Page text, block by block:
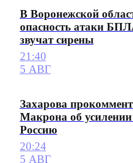
В Воронежской
опасность атаки
звучат сирены
21:40
5 АВГ
Захарова
Макрона об
Россию
20:24
5 АВГ